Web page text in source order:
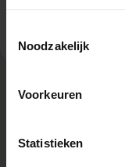
Noodzakelijk
Voorkeuren
Statistieken
fabriek
Bij Skodora bestel